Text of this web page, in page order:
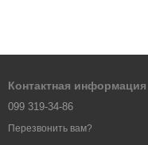
Контактная информация
099 319-34-86
Перезвонить вам?